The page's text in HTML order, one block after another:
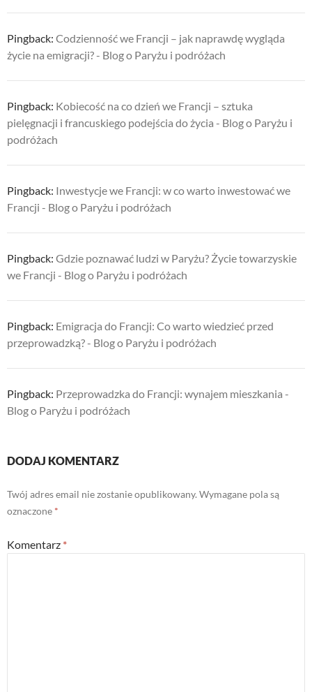
Pingback: Codzienność we Francji – jak naprawdę wygląda
życie na emigracji? - Blog o Paryżu i podróżach
Pingback: Kobiecość na co dzień we Francji – sztuka
pielęgnacji i francuskiego podejścia do życia - Blog o Paryżu i
podróżach
Pingback: Inwestycje we Francji: w co warto inwestować we
Francji - Blog o Paryżu i podróżach
Pingback: Gdzie poznawać ludzi w Paryżu? Życie towarzyskie
we Francji - Blog o Paryżu i podróżach
Pingback: Emigracja do Francji: Co warto wiedzieć przed
przeprowadzką? - Blog o Paryżu i podróżach
Pingback: Przeprowadzka do Francji: wynajem mieszkania -
Blog o Paryżu i podróżach
DODAJ KOMENTARZ
Twój adres email nie zostanie opublikowany. Wymagane pola są
oznaczone *
Komentarz *